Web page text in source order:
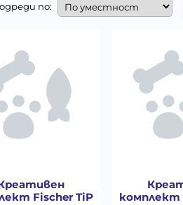
по:
Fischer TiP
комплект